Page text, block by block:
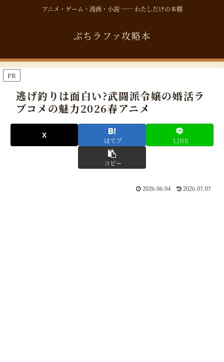
アニメ・ゲーム・漫画・小説 ── わたしだけの本棚
ぷちラファ攻略本
PR
逃げ釣りは面白い?武闘派令嬢の婚活ラ
ブコメの魅力2026春アニメ
はてブ LINE
コピー
2026.06.04 2026.07.07